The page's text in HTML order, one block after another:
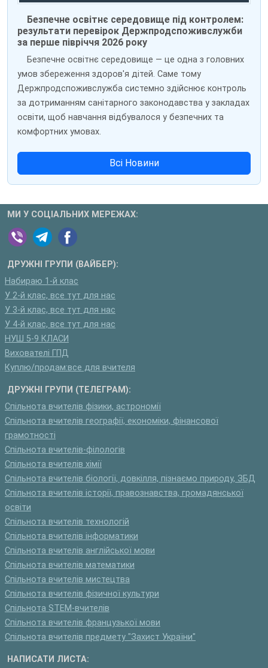
Безпечне освітнє середовище під контролем:
результати перевірок Держпродспоживслужби
за перше півріччя 2026 року
Безпечне освітнє середовище — це одна з головних
умов збереження здоров'я дітей. Саме тому
Держпродспоживслужба системно здійснює контроль
за дотриманням санітарного законодавства у закладах
освіти, щоб навчання відбувалося у безпечних та
комфортних умовах.
Всі Новини
МИ У СОЦІАЛЬНИХ МЕРЕЖАХ:
ДРУЖНІ ГРУПИ (ВАЙБЕР):
Набираю 1-й клас
У 2-й клас, все тут для нас
У 3-й клас, все тут для нас
У 4-й клас, все тут для нас
НУШ 5-9 КЛАСИ
Вихователі ГПД
Куплю/продам:все для вчителя
ДРУЖНІ ГРУПИ (ТЕЛЕГРАМ):
Спільнота вчителів фізики, астрономії
Спільнота вчителів географії, економіки, фінансової
грамотності
Спільнота вчителів-філологів
Спільнота вчителів хімії
Спільнота вчителів біології, довкілля, пізнаємо природу, ЗБД
Спільнота вчителів історії, правознавства, громадянської
освіти
Спільнота вчителів технологій
Спільнота вчителів інформатики
Спільнота вчителів англійської мови
Спільнота вчителів математики
Спільнота вчителів мистецтва
Спільнота вчителів фізичної культури
Спільнота STEM-вчителів
Спільнота вчителів французької мови
Спільнота вчителів предмету "Захист України"
НАПИСАТИ ЛИСТА: